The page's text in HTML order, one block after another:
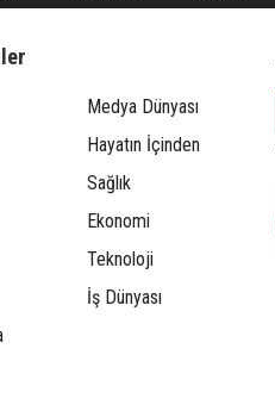
Medya Dünyası
Hayatın İçinden
Sağlık
Ekonomi
Teknoloji
İş Dünyası